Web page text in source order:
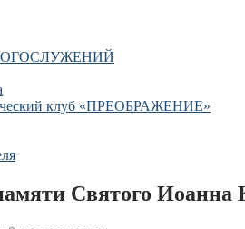
клуб «ПРЕОБРАЖЕНИЕ»
Святого Иоанна